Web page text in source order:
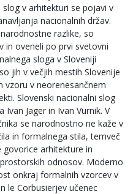
v arhitekturi se pojavi v
nacionalnih držav.
razlike, so
in oveneli po prvi svetovni
sloga v Sloveniji
jih v večjih mestih Slovenije
vzoru v neorenesančnem
Slovenski nacionalni slog
Jager in Ivan Vurnik. V
se narodnostno ne kaže v
in formalnega stila, temveč
arhitekture in
odnosov. Moderno
onkraj formalnih vzorcev v
le Corbusierjev učenec